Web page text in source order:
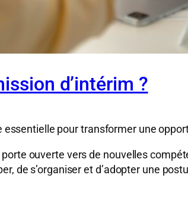
d’intérim ?
essentielle pour transformer une
porte ouverte vers de nouvelles
de s’organiser et d’adopter une